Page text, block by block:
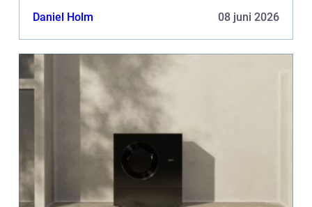
Daniel Holm 08 juni 2026